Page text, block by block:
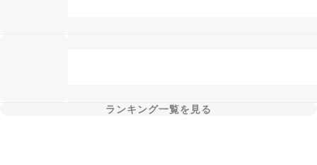
ランキング一覧を見る